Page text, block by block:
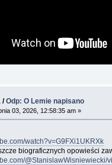
/Odp: O Lemie napisano
03, 2026, 12:58:35 am »
watch?v=G9FXi1UKRXk
biograficznych opowieści
@StanislawWisniewiecki/